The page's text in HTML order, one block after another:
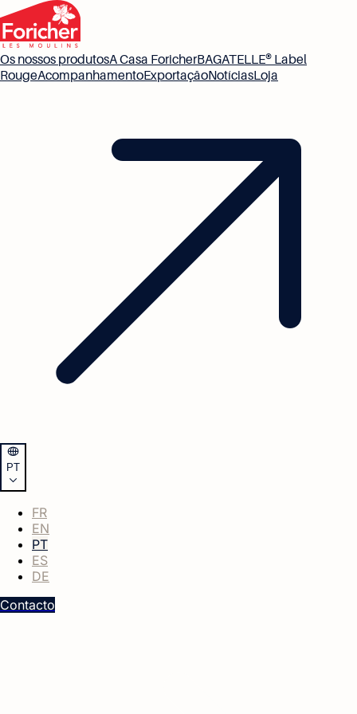
Os nossos produtosA Casa ForicherBAGATELLE® Label
RougeAcompanhamentoExportaçãoNotíciasLoja
PT
FR
EN
PT
ES
DE
Contacto